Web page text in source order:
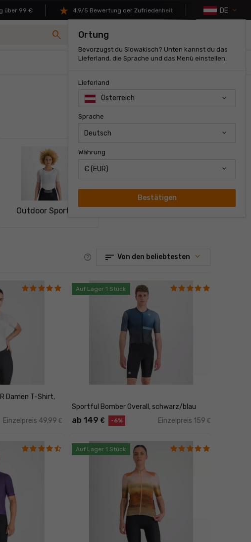
99 € 4.9/5 Bewertung der Zufriedenheit Über 50 000
DE
Ortung
Bevorzugst du Slowakisch? Unten kannst du das
Lieferland, die Sprache und das Menü einstellen.
Lieferland
Österreich
Sprache
Deutsch
Währung
€ (EUR)
Bestätigen
search
Outdoor Sportful
help sort Von den beliebtesten
Damen T-Shirt,
Einzelpreis 49,99 €
Auf Lager 1 Stück
Sportful Bomber Overall, schwarz/blau
ab 149 € -6% Einzelpreis 159 €
Auf Lager 1 Stück